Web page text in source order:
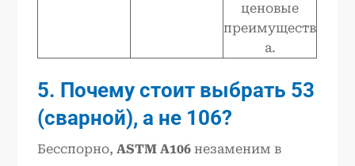
ценовые
преимуществ
а.
5. Почему стоит выбрать 53
(сварной), а не 106?
Бесспорно,ASTM A106 незаменим в